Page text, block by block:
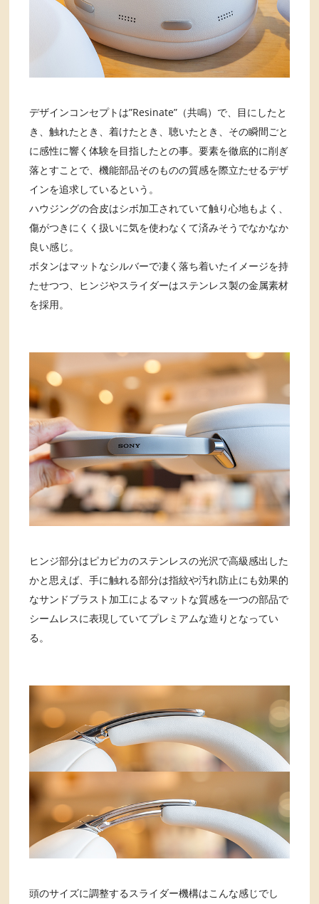
デザインコンセプトは”Resinate”（共鳴）で、目にしたと
き、触れたとき、着けたとき、聴いたとき、その瞬間ごと
に感性に響く体験を目指したとの事。要素を徹底的に削ぎ
落とすことで、機能部品そのものの質感を際立たせるデザ
インを追求しているという。
ハウジングの合皮はシボ加工されていて触り心地もよく、
傷がつきにくく扱いに気を使わなくて済みそうでなかなか
良い感じ。
ボタンはマットなシルバーで凄く落ち着いたイメージを持
たせつつ、ヒンジやスライダーはステンレス製の金属素材
を採用。
ヒンジ部分はピカピカのステンレスの光沢で高級感出した
かと思えば、手に触れる部分は指紋や汚れ防止にも効果的
なサンドブラスト加工によるマットな質感を一つの部品で
シームレスに表現していてプレミアムな造りとなってい
る。
頭のサイズに調整するスライダー機構はこんな感じでし